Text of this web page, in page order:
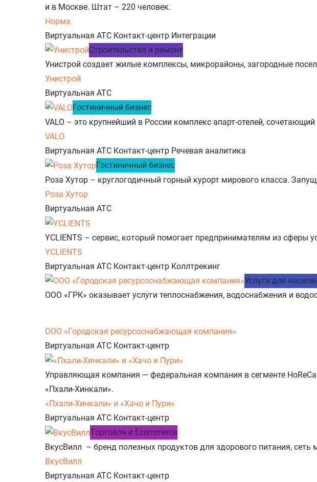
и в Москве. Штат – 220 человек.
Норма
Виртуальная АТС Контакт-центр Интеграции
Строительство и ремонт
Унистрой создает жилые комплексы, микрорайоны, загородные
Унистрой
Виртуальная АТС
Гостиничный бизнес
VALO – это крупнейший в России комплекс апарт-отелей,
VALO
Виртуальная АТС Контакт-центр Речевая аналитика
Гостиничный бизнес
Роза Хутор – круглогодичный горный курорт мирового класса.
Роза Хутор
Виртуальная АТС
YCLIENTS – сервис, который помогает предпринимателям из сферы
YCLIENTS
Виртуальная АТС Контакт-центр Коллтрекинг
Услуги для
ООО «ГРК» оказывает услуги теплоснабжения, водоснабжения и
ООО «Городская ресурсоснабжающая компания»
Виртуальная АТС Контакт-центр
Управляющая компания — федеральная компания в сегменте
«Пхали-Хинкали».
«Пхали-Хинкали» и «Хачо и Пури»
Виртуальная АТС Контакт-центр
Tорговля и Ecommerce
ВкусВилл – бренд полезных продуктов для здорового питания, сеть
ВкусВилл
Виртуальная АТС Контакт-центр